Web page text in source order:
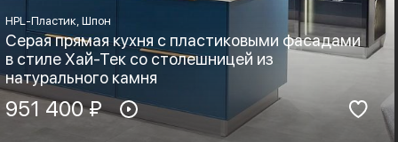
HPL-Пластик, Шпон
Серая прямая кухня с пластиковыми фасадами
в стиле Хай-Тек со столешницей из
натурального камня
Материал фасадов:
HPL-Пластик, Шпон
Материал столешницы:
Натуральный камень
951 400 ₽